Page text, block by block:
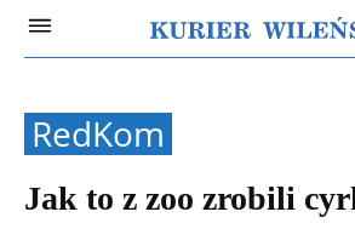
RedKom
Jak to z zoo zrobili